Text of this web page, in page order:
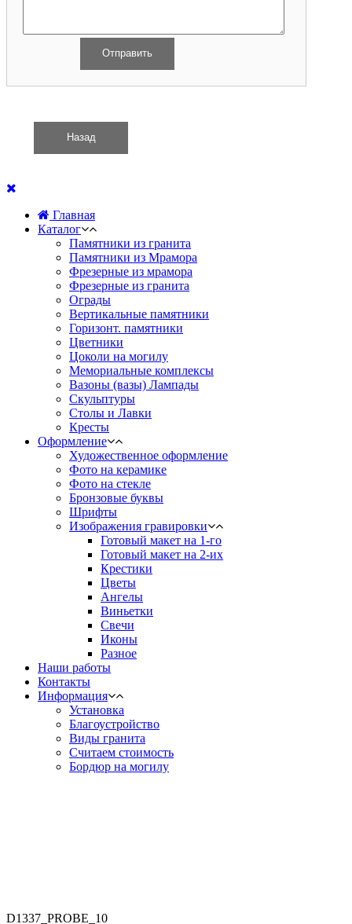
Главная
Каталог
Памятники из гранита
Памятники из Мрамора
Фрезерные из мрамора
Фрезерные из гранита
Ограды
Вертикальные памятники
Горизонт. памятники
Цветники
Цоколи на могилу
Мемориальные комплексы
Вазоны (вазы) Лампады
Скульптуры
Столы и Лавки
Кресты
Оформление
Художественное оформление
Фото на керамике
Фото на стекле
Бронзовые буквы
Шрифты
Изображения гравировки
Готовый макет на 1-го
Готовый макет на 2-их
Крестики
Цветы
Ангелы
Виньетки
Свечи
Иконы
Разное
Наши работы
Контакты
Информация
Установка
Благоустройство
Виды гранита
Считаем стоимость
Бордюр на могилу